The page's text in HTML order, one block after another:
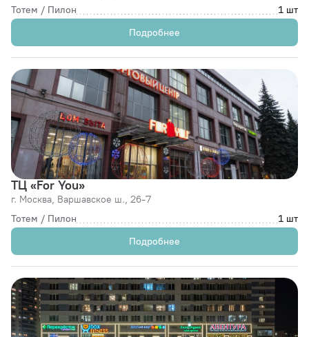
Тотем / Пилон
1 шт
Подробнее
ТЦ «For You»
г. Москва, Варшавское ш., 26-7
Тотем / Пилон
1 шт
Подробнее